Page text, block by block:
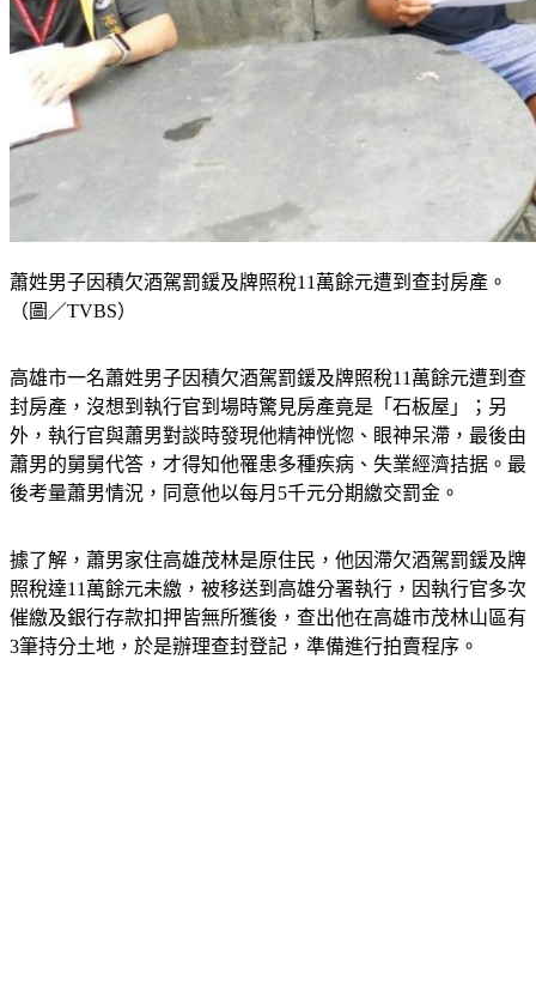
蕭姓男子因積欠酒駕罰鍰及牌照稅11萬餘元遭到查封房產。
（圖／TVBS）
高雄市一名蕭姓男子因積欠酒駕罰鍰及牌照稅11萬餘元遭到查
封房產，沒想到執行官到場時驚見房產竟是「石板屋」；另
外，執行官與蕭男對談時發現他精神恍惚、眼神呆滯，最後由
蕭男的舅舅代答，才得知他罹患多種疾病、失業經濟拮据。最
後考量蕭男情況，同意他以每月5千元分期繳交罰金。
據了解，蕭男家住高雄茂林是原住民，他因滯欠酒駕罰鍰及牌
照稅達11萬餘元未繳，被移送到高雄分署執行，因執行官多次
催繳及銀行存款扣押皆無所獲後，查出他在高雄市茂林山區有
3筆持分土地，於是辦理查封登記，準備進行拍賣程序。